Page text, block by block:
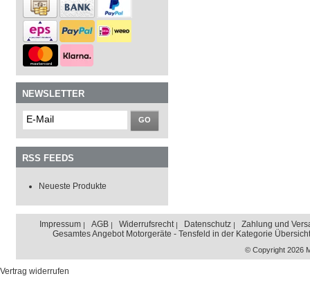
NEWSLETTER
GO
RSS FEEDS
Neueste Produkte
Impressum AGB Widerrufsrecht Datenschutz
Zahlung und
Gesamtes Angebot Motorgeräte - Tensfeld in der Kategorie Übersicht
© Copyright 2026
Vertrag widerrufen